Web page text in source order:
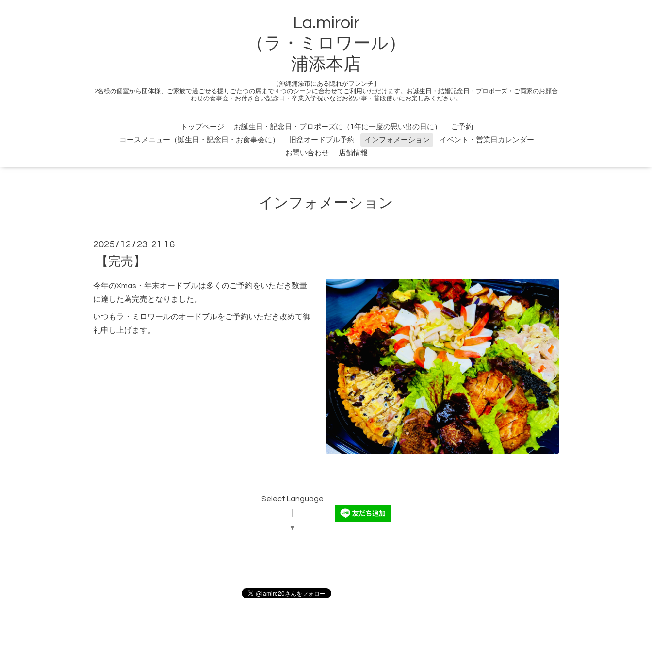
La.miroir
（ラ・ミロワール）
浦添本店
【沖縄浦添市にある隠れがフレンチ】
2名様の個室から団体様、ご家族で過ごせる掘りごたつの席まで４つのシーンに合わせてご利用いただけます。お誕生日・結婚記念日・プロポーズ・ご両家のお顔合
わせの食事会・お付き合い記念日・卒業入学祝いなどお祝い事・普段使いにお楽しみください。
トップページ お誕生日・記念日・プロポーズに（1年に一度の思い出の日に）
ご予約
コースメニュー（誕生日・記念日・お食事会に）
旧盆オードブル予約 インフォメーション
イベント・営業日カレンダー
お問い合わせ
店舗情報
インフォメーション
2025 / 12 / 23 21:16
【完売】
今年のXmas・年末オードブルは多くのご予約をいただき数量
に達した為完売となりました。
いつもラ・ミロワールのオードブルをご予約いただき改めて御
礼申し上げます。
Select Language
▼